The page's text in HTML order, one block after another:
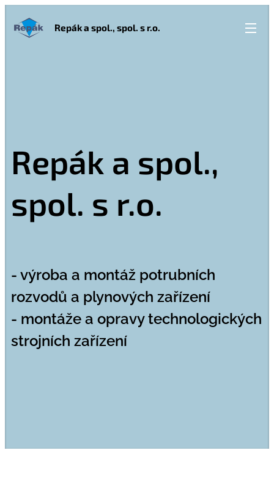
Repák a spol., spol. s r.o.
Repák a spol.,
spol. s r.o.
- výroba a montáž potrubních
rozvodů a plynových zařízení
- montáže a opravy technologických
strojních zařízení